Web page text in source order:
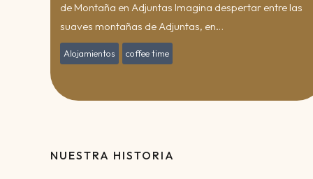
Alojamientos coffee time
de Montaña en Adjuntas Imagina despertar entre las
suaves montañas de Adjuntas, en…
NUESTRA HISTORIA